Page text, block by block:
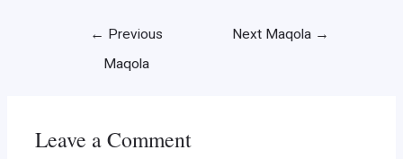
← Previous
Maqola
Next Maqola →
Leave a Comment